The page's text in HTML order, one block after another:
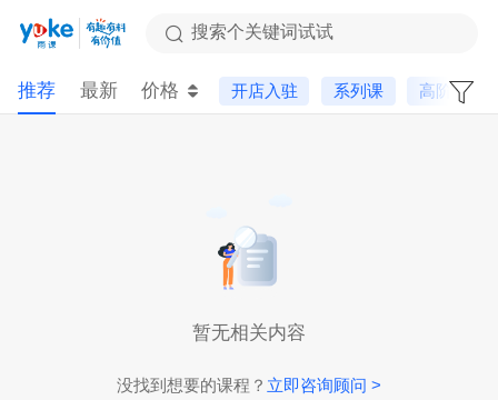
搜索个关键词试试
推荐 最新 价格 开店入驻 系列课 高阶课
暂无相关内容
没找到想要的课程？ 立即咨询顾问 >